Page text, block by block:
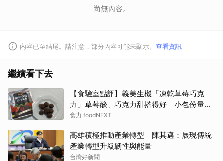
尚無內容。
內容已至結尾。請注意，部分內容可能未顯示。 查看資訊
繼續看下去
【食驗室點評】義美生機「凍乾草莓巧克
力」草莓酸、巧克力甜搭得好 小包份量能
否撐起價格成考驗
食力 foodNEXT
高雄積極推動產業轉型 陳其邁：展現傳統
產業轉型升級韌性與能量
台灣好新聞